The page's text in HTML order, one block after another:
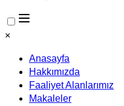
×
Anasayfa
Hakkımızda
Faaliyet Alanlarımız
Makaleler